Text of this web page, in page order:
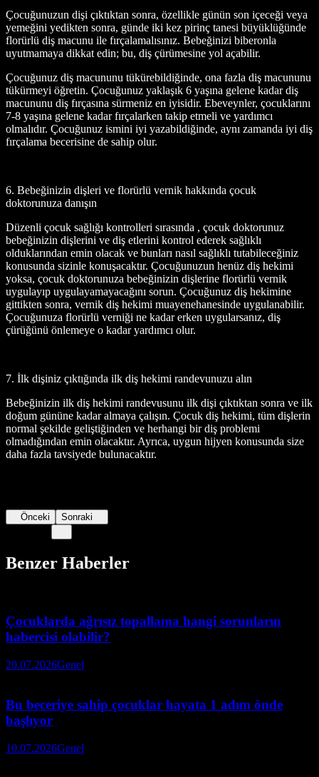
Çocuğunuzun dişi çıktıktan sonra, özellikle günün son içeceği veya
yemeğini yedikten sonra, günde iki kez pirinç tanesi büyüklüğünde
florürlü diş macunu ile fırçalamalısınız. Bebeğinizi biberonla
uyutmamaya dikkat edin; bu, diş çürümesine yol açabilir.
Çocuğunuz diş macununu tükürebildiğinde, ona fazla diş macununu
tükürmeyi öğretin. Çocuğunuz yaklaşık 6 yaşına gelene kadar diş
macununu diş fırçasına sürmeniz en iyisidir. Ebeveynler, çocuklarını
7-8 yaşına gelene kadar fırçalarken takip etmeli ve yardımcı
olmalıdır. Çocuğunuz ismini iyi yazabildiğinde, aynı zamanda iyi diş
fırçalama becerisine de sahip olur.
6. Bebeğinizin dişleri ve florürlü vernik hakkında çocuk
doktorunuza danışın
Düzenli çocuk sağlığı kontrolleri sırasında , çocuk doktorunuz
bebeğinizin dişlerini ve diş etlerini kontrol ederek sağlıklı
olduklarından emin olacak ve bunları nasıl sağlıklı tutabileceğiniz
konusunda sizinle konuşacaktır. Çocuğunuzun henüz diş hekimi
yoksa, çocuk doktorunuza bebeğinizin dişlerine florürlü vernik
uygulayıp uygulayamayacağını sorun. Çocuğunuz diş hekimine
gittikten sonra, vernik diş hekimi muayenehanesinde uygulanabilir.
Çocuğunuza florürlü verniği ne kadar erken uygularsanız, diş
çürüğünü önlemeye o kadar yardımcı olur.
7. İlk dişiniz çıktığında ilk diş hekimi randevunuzu alın
Bebeğinizin ilk diş hekimi randevusunu ilk dişi çıktıktan sonra ve ilk
doğum gününe kadar almaya çalışın. Çocuk diş hekimi, tüm dişlerin
normal şekilde geliştiğinden ve herhangi bir diş problemi
olmadığından emin olacaktır. Ayrıca, uygun hijyen konusunda size
daha fazla tavsiyede bulunacaktır.
Önceki Sonraki
Benzer Haberler
Çocuklarda ağrısız topallama hangi sorunların
habercisi olabilir?
20.07.2026Genel
Bu beceriye sahip çocuklar hayata 1 adım önde
başlıyor
10.07.2026Genel